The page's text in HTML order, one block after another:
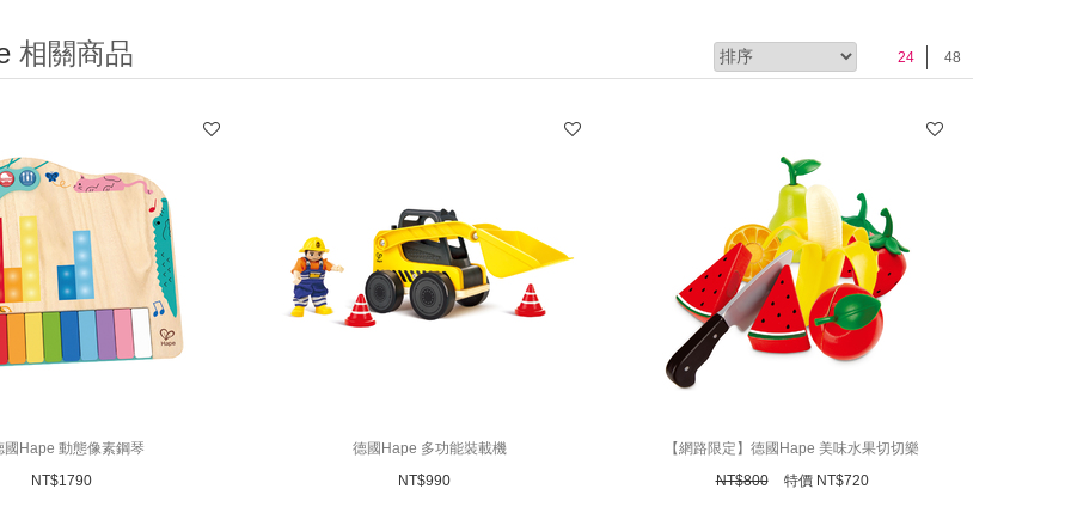
相關商品 24 48
國Hape 動態像素鋼琴
NT$1790
德國Hape 多功能裝載機
NT$990
【網路限定】德國Hape 美味水果切切樂
NT$800 特價NT$720